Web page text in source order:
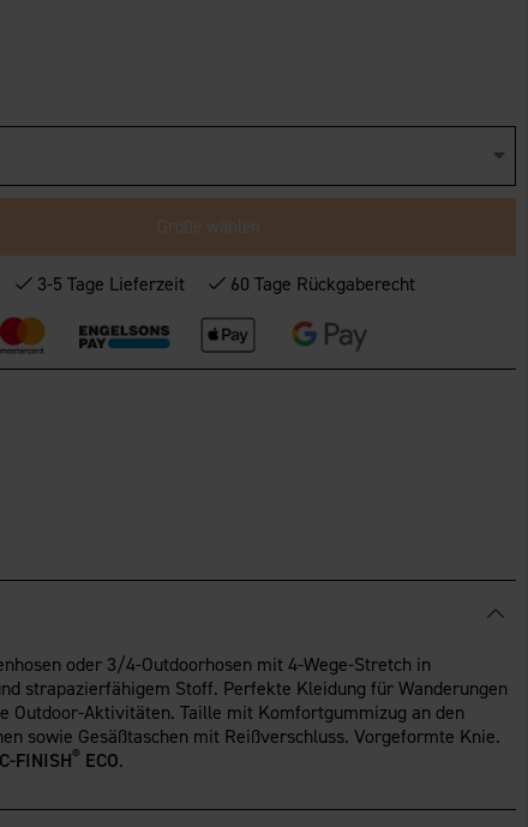
Größe wählen
3-5 Tage Lieferzeit 60 Tage Rückgaberecht
oder 3/4-Outdoorhosen mit 4-Wege-Stretch in
strapazierfähigem Stoff. Perfekte Kleidung für Wanderungen
Outdoor-Aktivitäten. Taille mit Komfortgummizug an den
sowie Gesäßtaschen mit Reißverschluss. Vorgeformte Knie.
FINISH® ECO.